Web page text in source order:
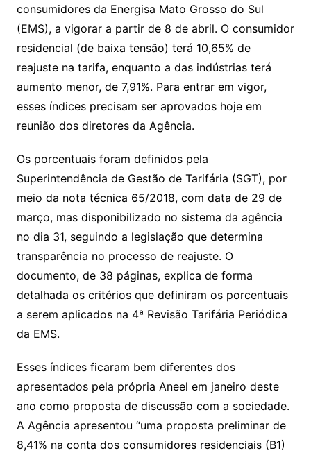
consumidores da Energisa Mato Grosso do Sul
(EMS), a vigorar a partir de 8 de abril. O consumidor
residencial (de baixa tensão) terá 10,65% de
reajuste na tarifa, enquanto a das indústrias terá
aumento menor, de 7,91%. Para entrar em vigor,
esses índices precisam ser aprovados hoje em
reunião dos diretores da Agência.
Os porcentuais foram definidos pela
Superintendência de Gestão de Tarifária (SGT), por
meio da nota técnica 65/2018, com data de 29 de
março, mas disponibilizado no sistema da agência
no dia 31, seguindo a legislação que determina
transparência no processo de reajuste. O
documento, de 38 páginas, explica de forma
detalhada os critérios que definiram os porcentuais
a serem aplicados na 4ª Revisão Tarifária Periódica
da EMS.
Esses índices ficaram bem diferentes dos
apresentados pela própria Aneel em janeiro deste
ano como proposta de discussão com a sociedade.
A Agência apresentou “uma proposta preliminar de
8,41% na conta dos consumidores residenciais (B1)